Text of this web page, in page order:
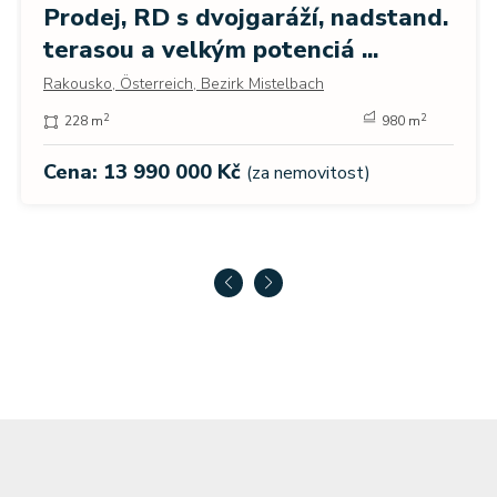
Prodej, RD s dvojgaráží, nadstand.
terasou a velkým potenciá ...
Rakousko, Österreich, Bezirk Mistelbach
228 m2 980 m2
Cena: 13 990 000 Kč (za nemovitost)